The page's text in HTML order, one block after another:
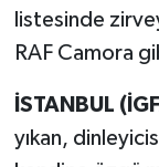
listesinde
RAF Camora
İSTANBUL
yıkan,